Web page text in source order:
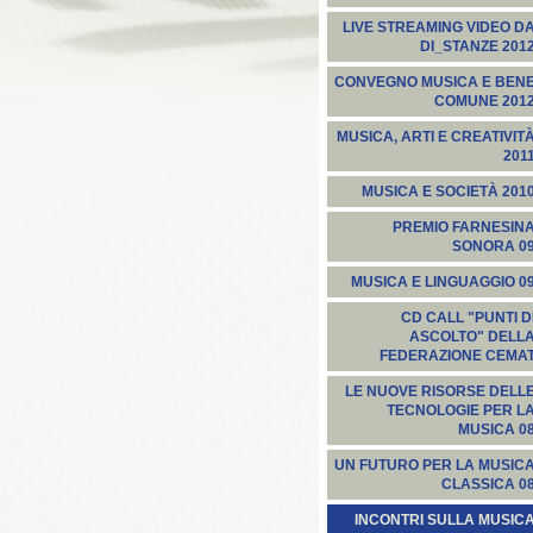
LIVE STREAMING VIDEO DA
DI_STANZE 2012
CONVEGNO MUSICA E
COMUNE 2012
MUSICA, ARTI E CREATIVITÀ
2011
MUSICA E SOCIETÀ
PREMIO FARNESINA
SONORA
MUSICA E LINGUAGGIO
CD CALL "PUNTI DI
ASCOLTO" DELLA
FEDERAZIONE
LE NUOVE RISORSE
TECNOLOGIE PER LA
MUSICA
UN FUTURO PER LA MUSICA
CLASSICA
INCONTRI SULLA MUSICA